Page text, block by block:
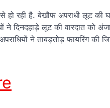
रही है. बेखौफ अपराधी लूट की
दिनदहाड़े लूट की वारदात को
ने ताबड़तोड़ फायरिंग की